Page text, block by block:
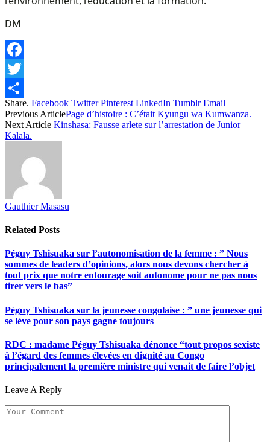
DM
Facebook
Twitter
Share
Share. Facebook Twitter Pinterest LinkedIn Tumblr Email
Previous ArticlePage d’histoire : C’était Kyungu wa Kumwanza.
Next Article Kinshasa: Fausse arlete sur l’arrestation de Junior
Kalala.
Gauthier Masasu
Related Posts
Péguy Tshisuaka sur l’autonomisation de la femme : ” Nous
sommes de leaders d’opinions, alors nous devons chercher à
tout prix que notre entourage soit autonome pour ne pas nous
tirer vers le bas”
Péguy Tshisuaka sur la jeunesse congolaise : ” une jeunesse qui
se lève pour son pays gagne toujours
RDC : madame Péguy Tshisuaka dénonce “tout propos sexiste
à l’égard des femmes élevées en dignité au Congo
principalement la première ministre qui venait de faire l’objet
Leave A Reply